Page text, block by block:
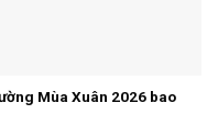
Mùa Xuân 2026 bao